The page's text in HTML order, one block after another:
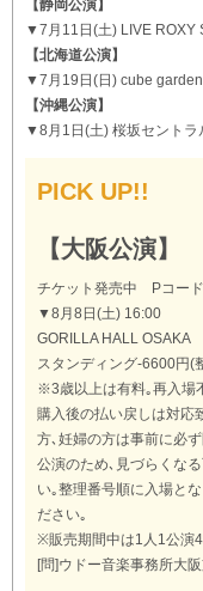
【静岡公演】
▼7月11日(土) LIVE ROXY
【北海道公演】
▼7月19日(日) cube garden
【沖縄公演】
▼8月1日(土) 桜坂セントラ
PICK UP!!
【大阪公演】
チケット発売中 Pコー
▼8月8日(土) 16:00
GORILLA HALL OSAKA
スタンディング-6600円(
※3歳以上は有料｡再入場
購入後の払い戻しは対応
方､妊婦の方は事前に必
公演のため､見づらくな
い｡整理番号順に入場と
ださい｡
※販売期間中は1人1公演4
[問]ウドー音楽事務所大